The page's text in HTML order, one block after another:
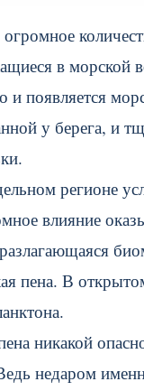
огромное
в морской
и появляется
у берега, и
регионе
влияние
пена. В
никакой
недаром